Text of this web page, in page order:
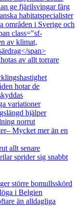
ge fjärilsvingar färg
habitatspecialister
områden i Sverige och
class="sf-
av klimat,
span>
av allt torrare
hotar de
variationer
hjälper
norrut
Mycket mer än en
allt senare
sprider sig snabbt
större bomullsskörd
i Belgien
än alldagliga